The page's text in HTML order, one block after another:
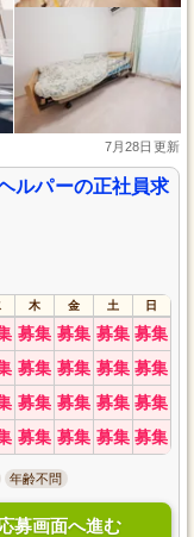
7月28日更新
ルパーの正社員求
木 金 土 日
募集 募集 募集 募集
募集 募集 募集 募集
募集 募集 募集 募集
募集 募集 募集 募集
年齢不問
募画面へ進む